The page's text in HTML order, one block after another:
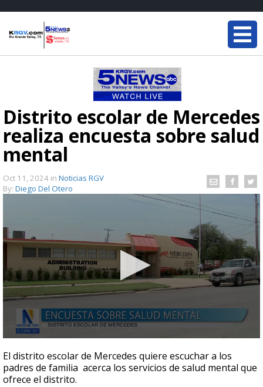
Distrito escolar de Mercedes
realiza encuesta sobre salud
mental
Oct 11, 2024 in Noticias RGV
By: Diego Del Otero
seconds
of
32
seconds
El distrito escolar de Mercedes quiere escuchar a los
padres de familia acerca los servicios de salud mental que
ofrece el distrito.